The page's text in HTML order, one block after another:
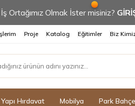
İş Ortağımız Olmak İster misiniz?
Proje Katalog Eğitimler Biz
Yapı Hırdavat Mobilya Park